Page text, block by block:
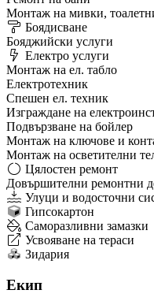
Монтаж на мивки,
Боядисване
Бояджийски услуги
Електро услуги
Монтаж на ел. табло
Електротехник
Спешен ел. техник
Изграждане на
Подвързване на бойлер
Монтаж на ключове и
Монтаж на осветителни
Цялостен ремонт
Довършителни ремонтни
Улуци и водосточни
Гипсокартон
Саморазливни замазки
Усвояване на тераси
Зидария
Екип